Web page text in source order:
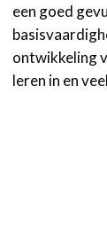
een goed
ontwikkeling
leren in en